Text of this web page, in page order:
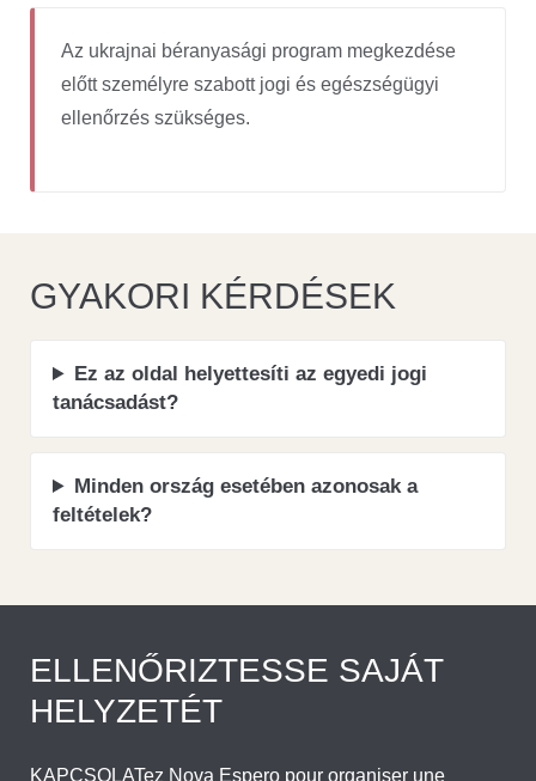
Az ukrajnai béranyasági program megkezdése
előtt személyre szabott jogi és egészségügyi
ellenőrzés szükséges.
GYAKORI KÉRDÉSEK
Ez az oldal helyettesíti az egyedi jogi
tanácsadást?
Minden ország esetében azonosak a
feltételek?
ELLENŐRIZTESSE SAJÁT
HELYZETÉT
KAPCSOLATez Nova Espero pour organiser une